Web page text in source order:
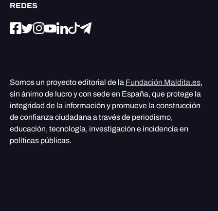
REDES
Somos un proyecto editorial de la Fundación Maldita.es,
sin ánimo de lucro y con sede en España, que protege la
integridad de la información y promueve la construcción
de confianza ciudadana a través de periodismo,
educación, tecnología, investigación e incidencia en
políticas públicas.